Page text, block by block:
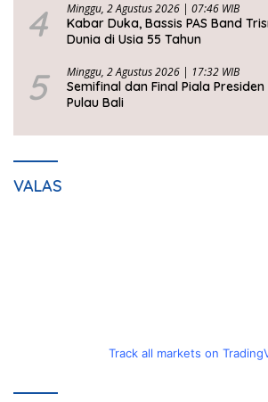
4 Minggu, 2 Agustus 2026 | 07:46 WIB
Kabar Duka, Bassis PAS Band
Dunia di Usia 55 Tahun
5 Minggu, 2 Agustus 2026 | 17:32 WIB
Semifinal dan Final Piala
Pulau Bali
VALAS
Track all markets on